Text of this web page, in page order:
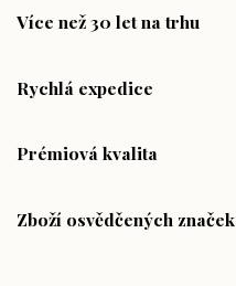
Více než 30 let na trhu
Rychlá expedice
Prémiová kvalita
Zboží osvědčených značek